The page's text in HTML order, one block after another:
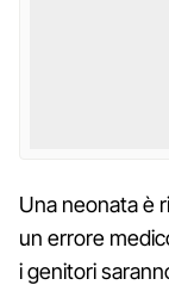
Una neonata è
un errore
i genitori